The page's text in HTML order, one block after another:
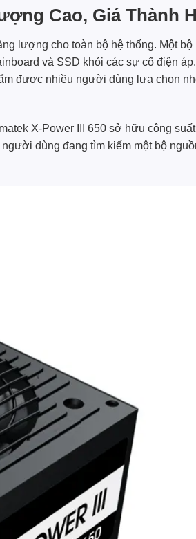
Cao, Giá Thành
lượng cho toàn bộ hệ thống. Một
và SSD khỏi các sự cố điện
được nhiều người dùng lựa chọn
X-Power III 650 sở hữu công
dùng đang tìm kiếm một bộ